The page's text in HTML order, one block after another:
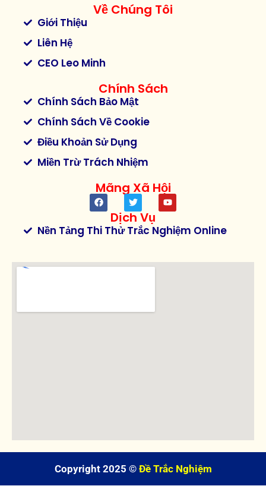
Về Chúng Tôi
Giới Thiệu
Liên Hệ
CEO Leo Minh
Chính Sách
Chính Sách Bảo Mật
Chính Sách Về Cookie
Điều Khoản Sử Dụng
Miền Trừ Trách Nhiệm
Mãng Xã Hội
Dịch Vụ
Nền Tảng Thi Thử Trắc Nghiệm Online
Copyright 2025 © Đề Trắc Nghiệm